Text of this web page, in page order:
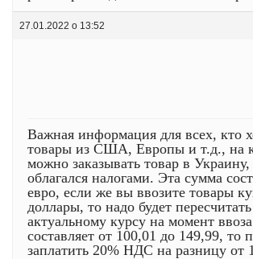
27.01.2022 о 13:52
Важная информация для всех, кто
товары из США, Европы и т.д., на
можно заказывать товар в
облагался налогами. Эта сумма
евро, если же вы ввозите товары
доллары, то надо будет
актуальному курсу на момент
составляет от 100,01 до 149,99, то
заплатить 20% НДС на разницу от